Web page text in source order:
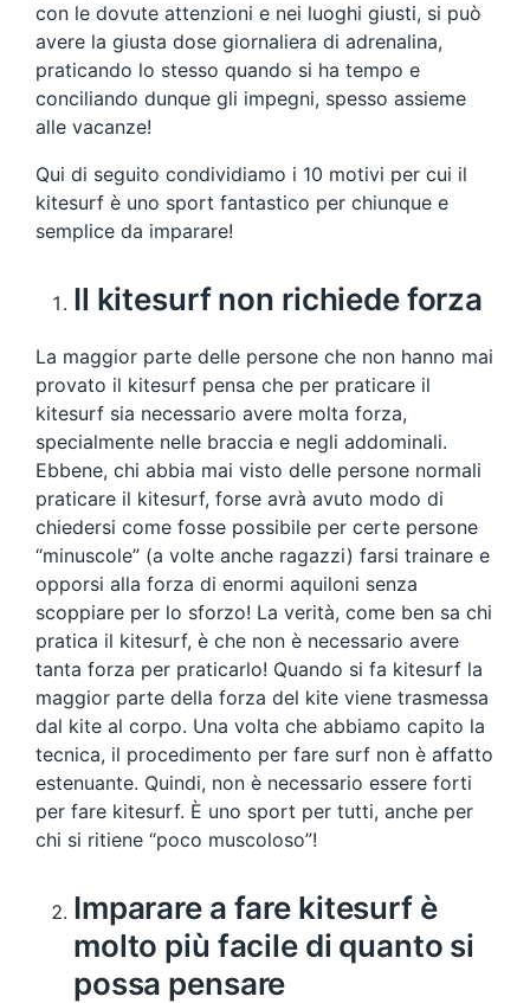
con le dovute attenzioni e nei luoghi giusti, si può
avere la giusta dose giornaliera di adrenalina,
praticando lo stesso quando si ha tempo e
conciliando dunque gli impegni, spesso assieme
alle vacanze!
Qui di seguito condividiamo i 10 motivi per cui il
kitesurf è uno sport fantastico per chiunque e
semplice da imparare!
Il kitesurf non richiede forza
La maggior parte delle persone che non hanno mai
provato il kitesurf pensa che per praticare il
kitesurf sia necessario avere molta forza,
specialmente nelle braccia e negli addominali.
Ebbene, chi abbia mai visto delle persone normali
praticare il kitesurf, forse avrà avuto modo di
chiedersi come fosse possibile per certe persone
“minuscole” (a volte anche ragazzi) farsi trainare e
opporsi alla forza di enormi aquiloni senza
scoppiare per lo sforzo! La verità, come ben sa chi
pratica il kitesurf, è che non è necessario avere
tanta forza per praticarlo! Quando si fa kitesurf la
maggior parte della forza del kite viene trasmessa
dal kite al corpo. Una volta che abbiamo capito la
tecnica, il procedimento per fare surf non è affatto
estenuante. Quindi, non è necessario essere forti
per fare kitesurf. È uno sport per tutti, anche per
chi si ritiene “poco muscoloso”!
Imparare a fare kitesurf è
molto più facile di quanto si
possa pensare